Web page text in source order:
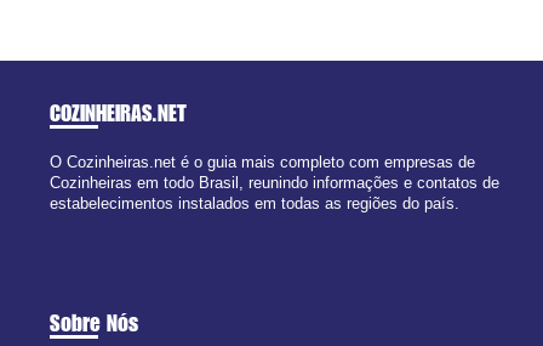
COZINHEIRAS.NET
O Cozinheiras.net é o guia mais completo com empresas de
Cozinheiras em todo Brasil, reunindo informações e contatos de
estabelecimentos instalados em todas as regiões do país.
Sobre Nós